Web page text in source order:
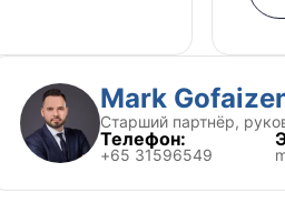
Mark
Старший партнёр,
Телефон:
+65 31596549